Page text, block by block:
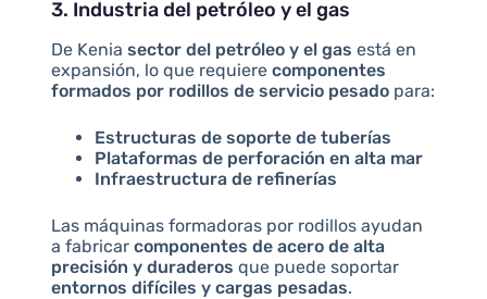
3. Industria del petróleo y el gas
De Kenia sector del petróleo y el gas está en
expansión, lo que requiere componentes
formados por rodillos de servicio pesadopara:
Estructuras de soporte de tuberías
Plataformas de perforación en alta mar
Infraestructura de refinerías
Las máquinas formadoras por rodillos ayudan
a fabricar componentes de acero de alta
precisión y duraderos que puede soportar
entornos difíciles y cargas pesadas.